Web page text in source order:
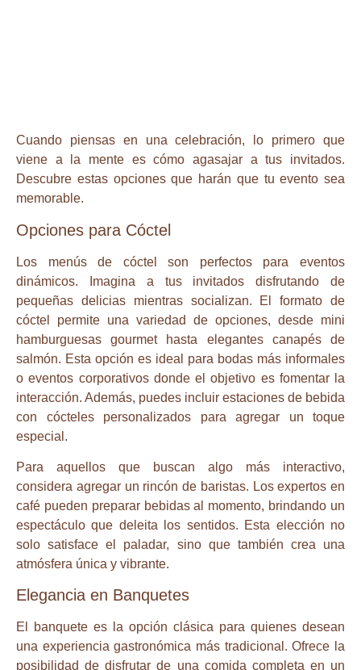
Cuando piensas en una celebración, lo primero que
viene a la mente es cómo agasajar a tus invitados.
Descubre estas opciones que harán que tu evento sea
memorable.
Opciones para Cóctel
Los menús de cóctel son perfectos para eventos
dinámicos. Imagina a tus invitados disfrutando de
pequeñas delicias mientras socializan. El formato de
cóctel permite una variedad de opciones, desde mini
hamburguesas gourmet hasta elegantes canapés de
salmón. Esta opción es ideal para bodas más informales
o eventos corporativos donde el objetivo es fomentar la
interacción. Además, puedes incluir estaciones de bebida
con cócteles personalizados para agregar un toque
especial.
Para aquellos que buscan algo más interactivo,
considera agregar un rincón de baristas. Los expertos en
café pueden preparar bebidas al momento, brindando un
espectáculo que deleita los sentidos. Esta elección no
solo satisface el paladar, sino que también crea una
atmósfera única y vibrante.
Elegancia en Banquetes
El banquete es la opción clásica para quienes desean
una experiencia gastronómica más tradicional. Ofrece la
posibilidad de disfrutar de una comida completa en un